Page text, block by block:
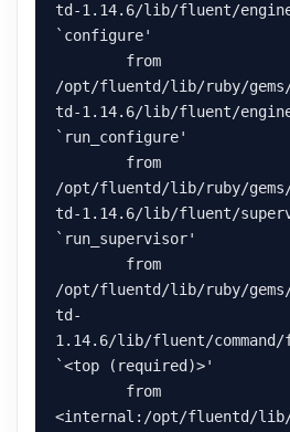
td-1.14.6/lib/fluent/
`configure'
/opt/fluentd/lib/ruby/
td-1.14.6/lib/fluent/
`run_configure'
/opt/fluentd/lib/ruby/
td-1.14.6/lib/fluent/
`run_supervisor'
/opt/fluentd/lib/ruby/
td-
1.14.6/lib/fluent/
`<top (required)>'
<internal:/opt/fluentd/lib/